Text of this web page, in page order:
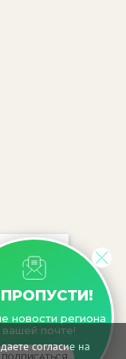
согласие на
новости региона
вашей почте!
vRossii.ru